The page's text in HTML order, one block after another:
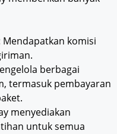
Mendapatkan komisi
berbagai
termasuk pembayaran
menyediakan
untuk semua